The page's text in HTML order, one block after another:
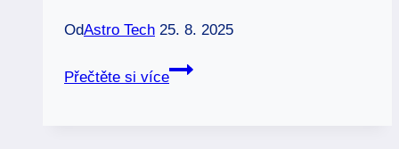
OdAstro Tech 25. 8. 2025
Přečtěte si více
Čakra